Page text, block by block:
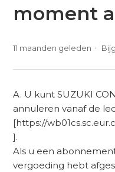
moment
11 maanden geleden
A. U kunt SUZUKI
annuleren vanaf de
[https://
].
Als u een
vergoeding hebt